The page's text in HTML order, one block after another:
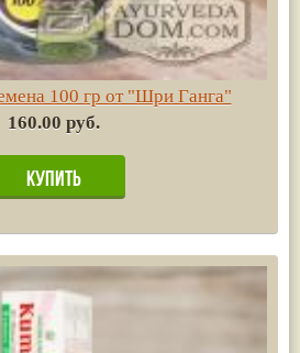
100 гр от "Шри Ганга"
160.00 руб.